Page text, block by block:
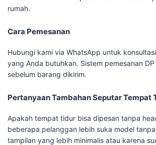
rumah.
Cara Pemesanan
Hubungi kami via WhatsApp untuk
yang Anda butuhkan. Sistem pemesanan
sebelum barang dikirim.
Pertanyaan Tambahan Seputar Tempat
Apakah tempat tidur bisa dipesan tanpa
beberapa pelanggan lebih suka model
tampilan yang lebih minimalis atau karena